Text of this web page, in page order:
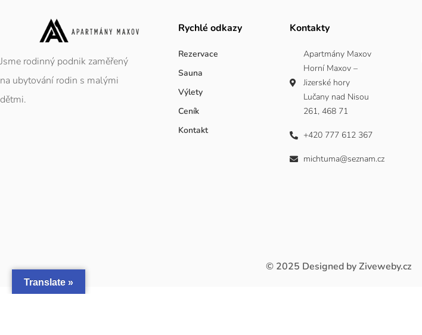
Jsme rodinný podnik zaměřený
na ubytování rodin s malými
dětmi.
Rychlé odkazy
Rezervace
Sauna
Výlety
Ceník
Kontakt
Kontakty
Apartmány Maxov
Horní Maxov –
Jizerské hory
Lučany nad Nisou
261, 468 71
+420 777 612 367
michtuma@seznam.cz
© 2025 Designed by Ziveweby.cz
Translate »